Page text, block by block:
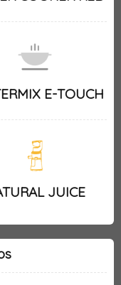
E-TOUCH
JUICE